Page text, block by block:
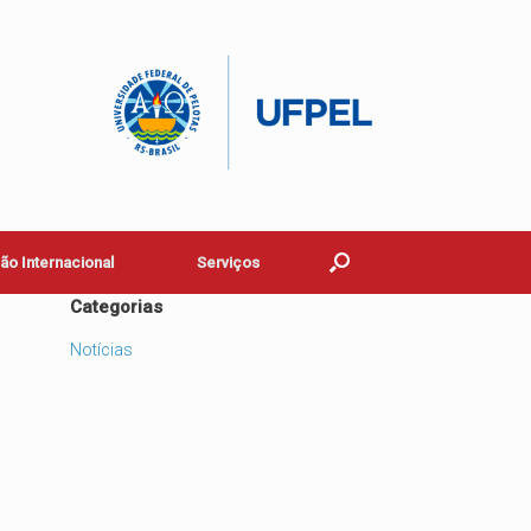
Internacional Serviços
Categorias
Notícias